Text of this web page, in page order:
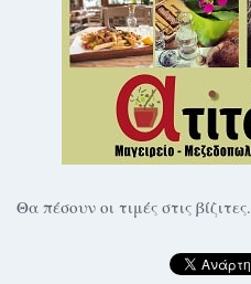
Θα πέσουν οι τιμές στις βίζιτες.